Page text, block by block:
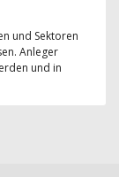
und Sektoren
Anleger
und in